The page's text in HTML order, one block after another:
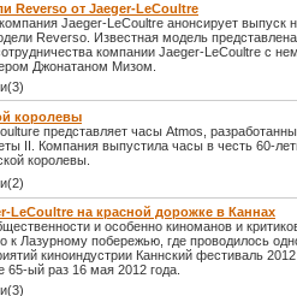
Reverso от Jaeger-LeCoultre
Jaeger-LeCoultre анонсирует выпуск
Reverso. Известная модель
компании Jaeger-LeCoultre с
Джонатаном Мизом.
королевы
представляет часы Atmos,
II. Компания выпустила часы в честь 60-
королевы.
LeCoultre на красной дорожке в Каннах
и особенно киноманов и
к Лазурному побережью, где проводилось
киноиндустрии Каннский фестиваль
65-ый раз 16 мая 2012 года.